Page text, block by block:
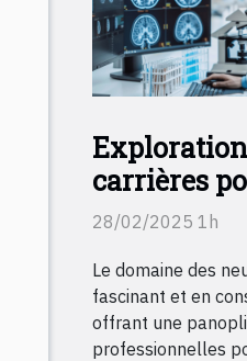
carrières
après une
distance
28/02/2025 1h
Le domaine des
fascinant et en
offrant une
professionnelles